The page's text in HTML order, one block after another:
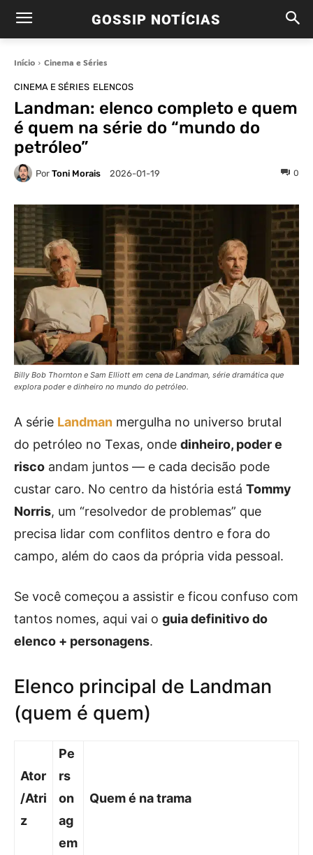
GOSSIP NOTÍCIAS
Início Cinema e Séries
CINEMA E SÉRIES ELENCOS
Landman: elenco completo e quem
é quem na série do “mundo do
petróleo”
Por Toni Morais 2026-01-19 0
Billy Bob Thornton e Sam Elliott em cena de Landman, série dramática que
explora poder e dinheiro no mundo do petróleo.
A série Landman mergulha no universo brutal
do petróleo no Texas, onde dinheiro, poder e
risco andam juntos — e cada decisão pode
custar caro. No centro da história está Tommy
Norris, um “resolvedor de problemas” que
precisa lidar com conflitos dentro e fora do
campo, além do caos da própria vida pessoal.
Se você começou a assistir e ficou confuso com
tantos nomes, aqui vai o guia definitivo do
elenco + personagens.
Elenco principal de Landman
(quem é quem)
Ator
/Atri
z
Pe
rs
on
ag
em
Quem é na trama